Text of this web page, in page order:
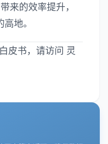
来的效率提升，
地。
皮书，请访问 灵